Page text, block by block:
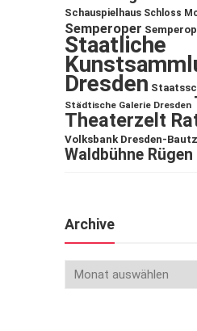
Schauspielhaus Schloss
Semperoper
Staatliche
Dresden
Städtische Galerie Dresden
Theaterzelt
Volksbank Dresden-
Waldbühne Rügen
Archive